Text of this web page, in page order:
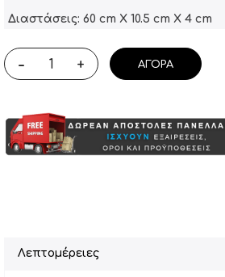
Διαστάσεις: 60 cm X 10.5 cm X 4 cm
- + ΑΓΟΡΆ
Λεπτομέρειες